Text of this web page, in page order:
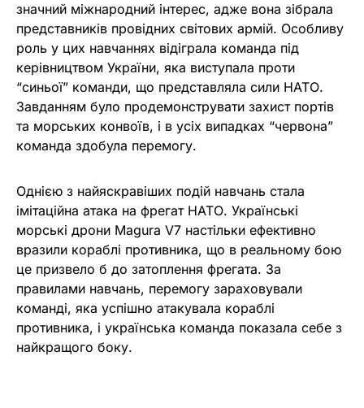
значний міжнародний інтерес, адже вона зібрала
представників провідних світових армій. Особливу
роль у цих навчаннях відіграла команда під
керівництвом України, яка виступала проти
“синьої” команди, що представляла сили НАТО.
Завданням було продемонструвати захист портів
та морських конвоїв, і в усіх випадках “червона”
команда здобула перемогу.
Однією з найяскравіших подій навчань стала
імітаційна атака на фрегат НАТО. Українські
морські дрони Magura V7 настільки ефективно
вразили кораблі противника, що в реальному бою
це призвело б до затоплення фрегата. За
правилами навчань, перемогу зараховували
команді, яка успішно атакувала кораблі
противника, і українська команда показала себе з
найкращого боку.